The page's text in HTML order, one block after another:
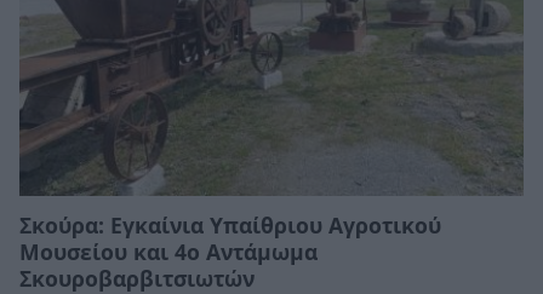
Σκούρα: Εγκαίνια Υπαίθριου Αγροτικού
Μουσείου και 4ο Αντάμωμα
Σκουροβαρβιτσιωτών